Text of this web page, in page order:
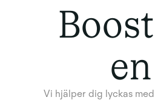
Vi hjälper dig lyckas